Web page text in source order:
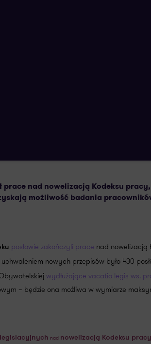
prace nad nowelizacją Kodeksu
możliwość badania
posłowie zakończyli prace nad
uchwaleniem nowych przepisów było 430
wydłużające vacatio legis ws.
– będzie ona możliwa w wymiarze
nad nowelizacją Kodeksu pracy